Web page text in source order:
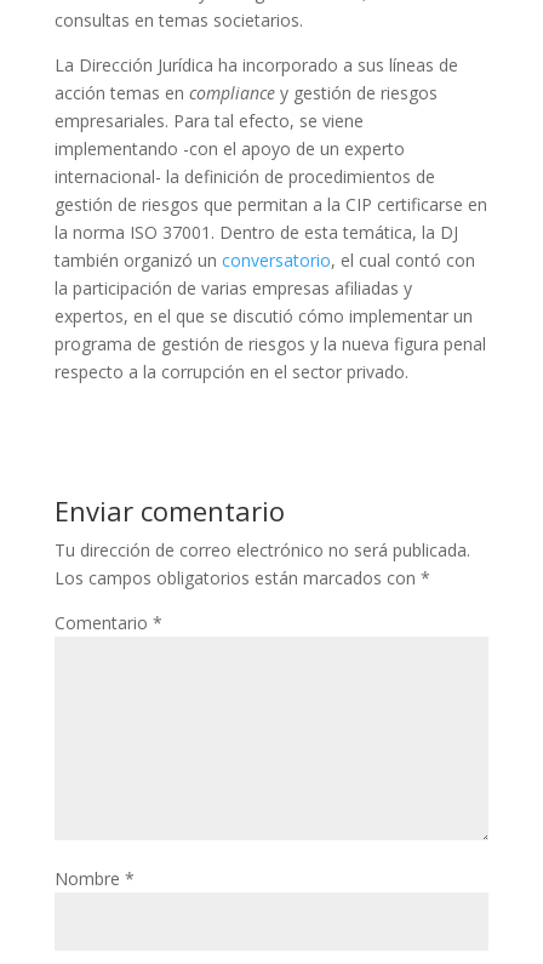
consultas en temas societarios.
La Dirección Jurídica ha incorporado a sus líneas de
acción temas en compliancey gestión de riesgos
empresariales. Para tal efecto, se viene
implementando -con el apoyo de un experto
internacional- la definición de procedimientos de
gestión de riesgos que permitan a la CIP certificarse en
la norma ISO 37001. Dentro de esta temática, la DJ
también organizó un conversatorio, el cual contó con
la participación de varias empresas afiliadas y
expertos, en el que se discutió cómo implementar un
programa de gestión de riesgos y la nueva figura penal
respecto a la corrupción en el sector privado.
Enviar comentario
Tu dirección de correo electrónico no será publicada.
Los campos obligatorios están marcados con *
Comentario *
Nombre *